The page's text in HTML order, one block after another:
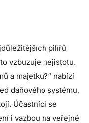
pilířů
vzbuzuje nejistotu.
a majetku?“ nabízí
daňového systému,
Účastníci se
i vazbou na veřejné